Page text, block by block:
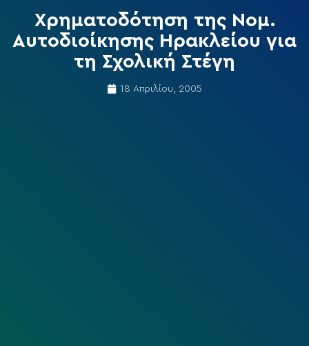
Χρηματοδότηση της Νομ.
Αυτοδιοίκησης Ηρακλείου για
τη Σχολική Στέγη
18 Απριλίου, 2005